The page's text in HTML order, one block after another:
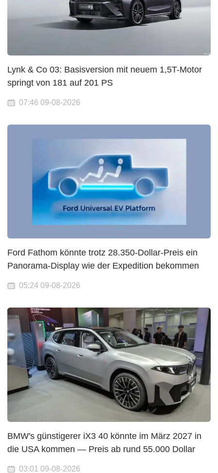
Lynk & Co 03: Basisversion mit neuem 1,5T-Motor
springt von 181 auf 201 PS
07:46 09-08-2026
Ford Fathom könnte trotz 28.350-Dollar-Preis ein
Panorama-Display wie der Expedition bekommen
05:24 09-08-2026
BMW's günstigerer iX3 40 könnte im März 2027 in
die USA kommen — Preis ab rund 55.000 Dollar
03:01 09-08-2026